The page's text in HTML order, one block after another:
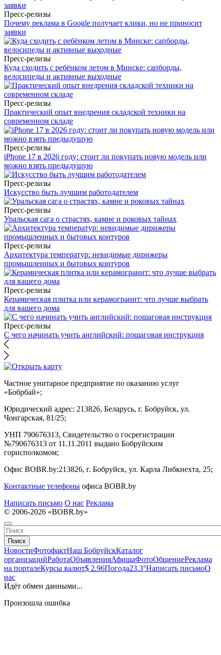
Пресс-релизы
Почему реклама в Google получает клики, но не приносит
заявки
Пресс-релизы
Куда сходить с ребёнком летом в Минске: сапборды,
велосипеды и активные выходные
Пресс-релизы
Практический опыт внедрения складской техники на
современном складе
Пресс-релизы
iPhone 17 в 2026 году: стоит ли покупать новую модель или
можно взять предыдущую
Пресс-релизы
Искусство быть лучшим работодателем
Пресс-релизы
Уральская сага о страстях, камне и роковых тайнах
Пресс-релизы
Архитектура температур: невидимые дирижеры
промышленных и бытовых контуров
Пресс-релизы
Керамическая плитка или керамогранит: что лучше выбрать
для вашего дома
Пресс-релизы
С чего начинать учить английский: пошаговая инструкция
Частное унитарное предприятие по оказанию услуг
«Бобрбай»;
Юридический адрес: 213826, Беларусь, г. Бобруйск, ул.
Чонгарская, 81/25;
УНП 790676313, Свидетельство о госрегистрации
№790676313 от 11.11.2011 выдано Бобруйским
горисполкомом;
Офис BOBR.by:213826, г. Бобруйск, ул. Карла Либкнехта, 25;
Контактные телефоны офиса BOBR.by
Написать письмо О нас Реклама
© 2006-2026 «BOBR.by»
Поиск
НовостиФотофактНаш БобруйскКаталог
организацийРаботаОбъявленияАфишаФотоОбщениеРеклама
на порталеКурсы валют$ 2.96Погода23.3°Написать письмоО
нас
Идёт обмен данными...
Произошла ошибка